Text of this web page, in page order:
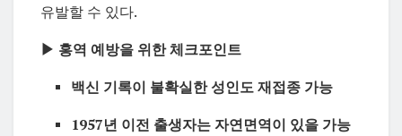
유발할 수 있다.
▶ 홍역 예방을 위한 체크포인트
백신 기록이 불확실한 성인도 재접종 가능
1957년 이전 출생자는 자연면역이 있을 가능